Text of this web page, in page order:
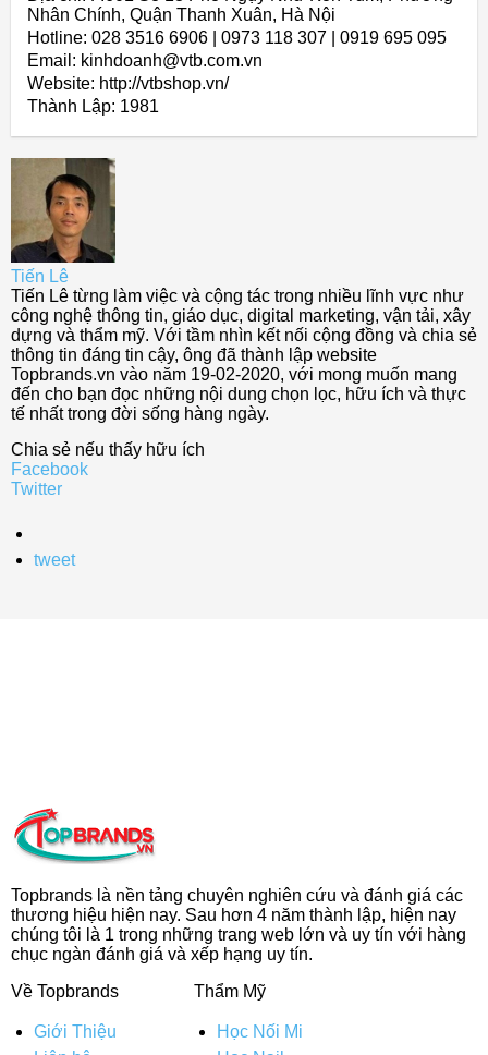
Nhân Chính, Quận Thanh Xuân, Hà Nội
Hotline: 028 3516 6906 | 0973 118 307 | 0919 695 095
Email: kinhdoanh@vtb.com.vn
Website: http://vtbshop.vn/
Thành Lập: 1981
Tiến Lê
Tiến Lê từng làm việc và cộng tác trong nhiều lĩnh vực như
công nghệ thông tin, giáo dục, digital marketing, vận tải, xây
dựng và thẩm mỹ. Với tầm nhìn kết nối cộng đồng và chia sẻ
thông tin đáng tin cậy, ông đã thành lập website
Topbrands.vn vào năm 19-02-2020, với mong muốn mang
đến cho bạn đọc những nội dung chọn lọc, hữu ích và thực
tế nhất trong đời sống hàng ngày.
Chia sẻ nếu thấy hữu ích
Facebook
Twitter
tweet
Topbrands là nền tảng chuyên nghiên cứu và đánh giá các
thương hiệu hiện nay. Sau hơn 4 năm thành lập, hiện nay
chúng tôi là 1 trong những trang web lớn và uy tín với hàng
chục ngàn đánh giá và xếp hạng uy tín.
Về Topbrands
Giới Thiệu
Thẩm Mỹ
Học Nối Mi